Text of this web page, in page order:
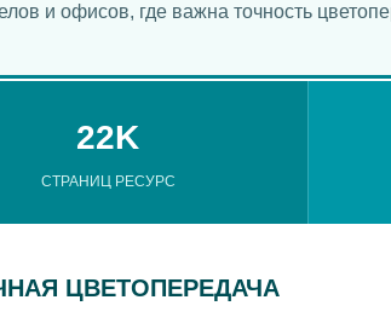
и офисов, где важна точность
22K
СТРАНИЦ РЕСУРС
ЦВЕТОПЕРЕДАЧА